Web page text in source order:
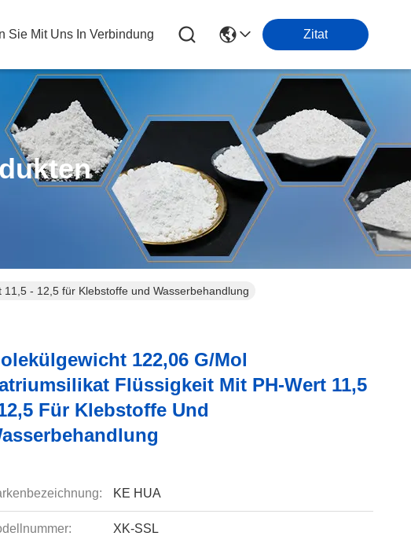
Sie Mit Uns In Verbindung Zitat
- 12,5 für Klebstoffe und Wasserbehandlung
122,06 G/mol
Flüssigkeit Mit PH-Wert 11,5
Für Klebstoffe Und
KE HUA
XK-SSL